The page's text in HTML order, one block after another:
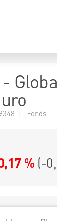
| Fonds
% (-